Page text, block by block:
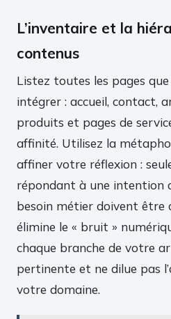
L’inventaire et la
contenus
Listez toutes les pages
intégrer : accueil, contact,
produits et pages de
affinité. Utilisez la
affiner votre réflexion :
répondant à une intention
besoin métier doivent être
élimine le « bruit »
chaque branche de votre
pertinente et ne dilue pas
votre domaine.